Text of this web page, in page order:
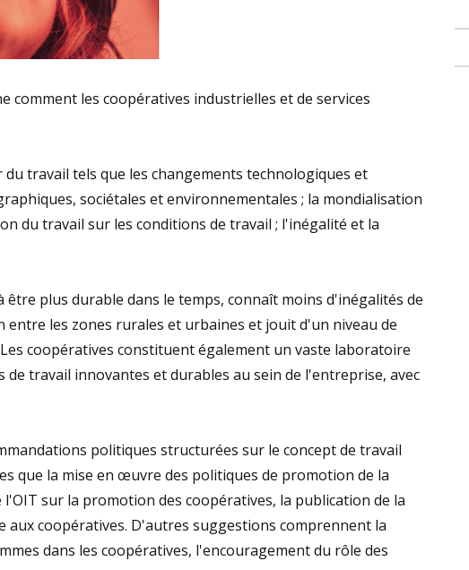
comment les coopératives industrielles et de services
travail tels que les changements technologiques et
sociétales et environnementales ; la mondialisation
du travail sur les conditions de travail ; l'inégalité et la
plus durable dans le temps, connaît moins d'inégalités de
les zones rurales et urbaines et jouit d'un niveau de
coopératives constituent également un vaste laboratoire
travail innovantes et durables au sein de l'entreprise, avec
politiques structurées sur le concept de travail
que la mise en œuvre des politiques de promotion de la
sur la promotion des coopératives, la publication de la
coopératives. D'autres suggestions comprennent la
dans les coopératives, l'encouragement du rôle des